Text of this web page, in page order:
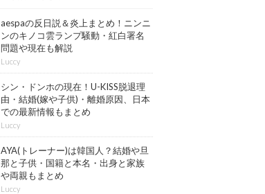
aespaの反日説＆炎上まとめ！ニンニ
ンのキノコ雲ランプ騒動・紅白署名
問題や現在も解説
Luccy
シン・ドンホの現在！U-KISS脱退理
由・結婚(嫁や子供)・離婚原因、日本
での最新情報もまとめ
Luccy
AYA(トレーナー)は韓国人？結婚や旦
那と子供・国籍と本名・出身と家族
や両親もまとめ
Luccy